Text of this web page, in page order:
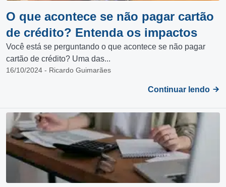
O que acontece se não pagar cartão
de crédito? Entenda os impactos
Você está se perguntando o que acontece se não pagar
cartão de crédito? Uma das...
16/10/2024 - Ricardo Guimarães
Continuar lendo